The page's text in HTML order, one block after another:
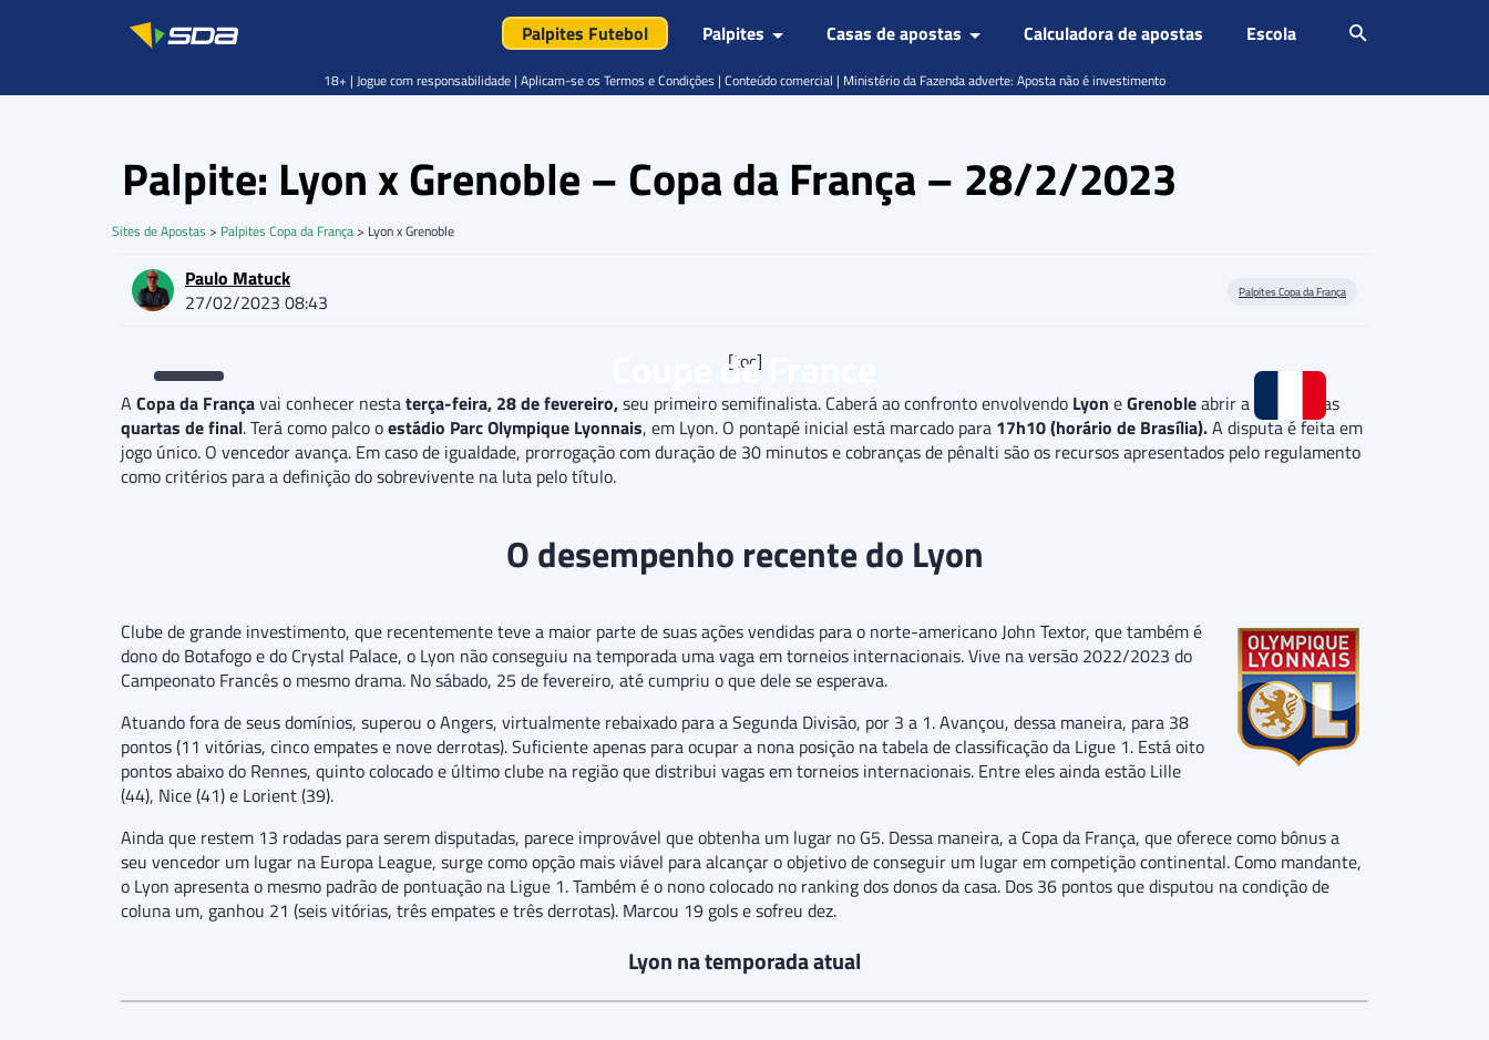
Palpites Futebol Palpites Casas de apostas Calculadora de apostas Escola
Palpite: Lyon x Grenoble – Copa da França – 28/2/2023
Sites de Apostas > Palpites Copa da França > Lyon x Grenoble
Paulo Matuck
27/02/2023 08:43
Palpites Copa da França
Coupe de France
[toc]
A Copa da Françavai conhecer nestaterça-feira, 28 de fevereiro,seu primeiro semifinalista. Caberá ao confronto envolvendo Lyon eGrenobleabrir a disputa das
quartas de final. Terá como palco oestádio Parc Olympique Lyonnais, em Lyon. O pontapé inicial está marcado para 17h10 (horário de Brasília).A disputa é feita em
jogo único. O vencedor avança. Em caso de igualdade, prorrogação com duração de 30 minutos e cobranças de pênalti são os recursos apresentados pelo regulamento
como critérios para a definição do sobrevivente na luta pelo título.
O desempenho recente do Lyon
Clube de grande investimento, que recentemente teve a maior parte de suas ações vendidas para o norte-americano John Textor, que também é
dono do Botafogo e do Crystal Palace, o Lyon não conseguiu na temporada uma vaga em torneios internacionais. Vive na versão 2022/2023 do
Campeonato Francês o mesmo drama. No sábado, 25 de fevereiro, até cumpriu o que dele se esperava.
Atuando fora de seus domínios, superou o Angers, virtualmente rebaixado para a Segunda Divisão, por 3 a 1. Avançou, dessa maneira, para 38
pontos (11 vitórias, cinco empates e nove derrotas). Suficiente apenas para ocupar a nona posição na tabela de classificação da Ligue 1. Está oito
pontos abaixo do Rennes, quinto colocado e último clube na região que distribui vagas em torneios internacionais. Entre eles ainda estão Lille
(44), Nice (41) e Lorient (39).
Ainda que restem 13 rodadas para serem disputadas, parece improvável que obtenha um lugar no G5. Dessa maneira, a Copa da França, que oferece como bônus a
seu vencedor um lugar na Europa League, surge como opção mais viável para alcançar o objetivo de conseguir um lugar em competição continental. Como mandante,
o Lyon apresenta o mesmo padrão de pontuação na Ligue 1. Também é o nono colocado no ranking dos donos da casa. Dos 36 pontos que disputou na condição de
coluna um, ganhou 21 (seis vitórias, três empates e três derrotas). Marcou 19 gols e sofreu dez.
Lyon na temporada atual
18+ | Jogue com responsabilidade | Aplicam-se os Termos e Condições | Conteúdo comercial | Ministério da Fazenda adverte: Aposta não é investimento